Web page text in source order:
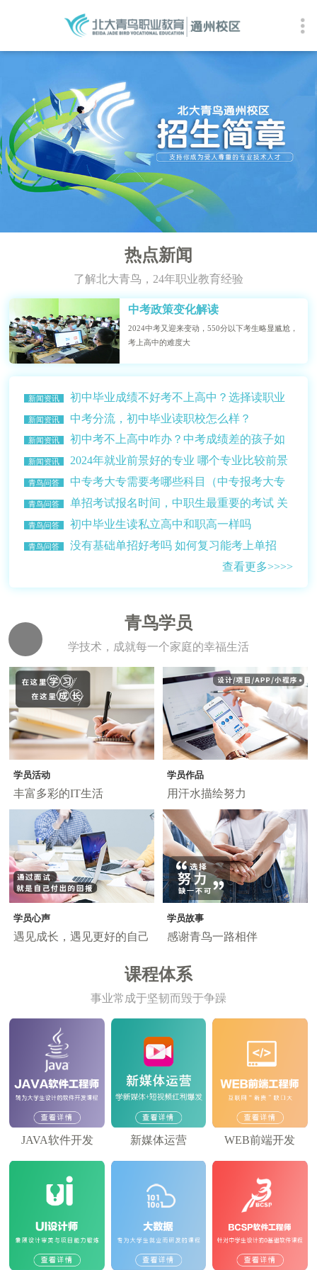
热点新闻
了解北大青鸟，24年职业教育经验
中考政策变化解读
2024中考又迎来变动，550分以下考生略显尴尬，
考上高中的难度大
新闻资讯
初中毕业成绩不好考不上高中？选择读职业
学校？
新闻资讯 中考分流，初中毕业读职校怎么样？
新闻资讯
初中考不上高中咋办？中考成绩差的孩子如
何选择学校？
新闻资讯
2024年就业前景好的专业 哪个专业比较前景
比较好赚钱多？
青鸟问答
中专考大专需要考哪些科目（中专报考大专
的条件介绍）
青鸟问答
单招考试报名时间，中职生最重要的考试 关
乎升学读大学
青鸟问答 初中毕业生读私立高中和职高一样吗
青鸟问答
没有基础单招好考吗 如何复习能考上单招
查看更多>>>>
青鸟学员
学技术，成就每一个家庭的幸福生活
学员活动
丰富多彩的IT生活
学员作品
用汗水描绘努力
学员心声
遇见成长，遇见更好的自己
学员故事
感谢青鸟一路相伴
课程体系
事业常成于坚韧而毁于争躁
JAVA软件开发 新媒体运营 WEB前端开发